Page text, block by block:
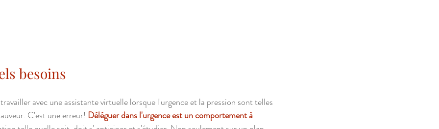
besoins
avec une assistante virtuelle lorsque l'urgence et la pression sont telles
C'est une erreur! Déléguer dans l'urgence est un comportement à